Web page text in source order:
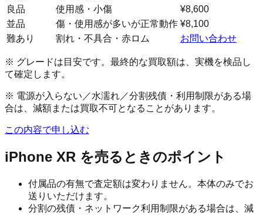
良品
使用感・小傷
¥8,600
並品
傷・使用感が多いが正常動作 ¥8,100
難あり
割れ・不具合・赤ロム お問い合わせ
※ グレードは目安です。最終的な買取額は、実機を検品し
て確定します。
※ 電源が入らない／水濡れ／分割残債・利用制限がある場
合は、減額または買取不可となることがあります。
この内容で申し込む
iPhone XR を売るときのポイント
付属品の有無で査定額は変わりません。本体のみでお
送りいただけます。
分割の残債・ネットワーク利用制限がある場合は、減